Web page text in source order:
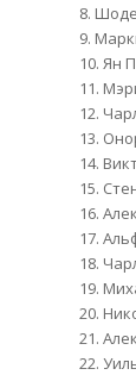
8.
9.
10. Ян
11.
12.
13.
14.
15.
16.
17.
18.
19.
20.
21.
22.